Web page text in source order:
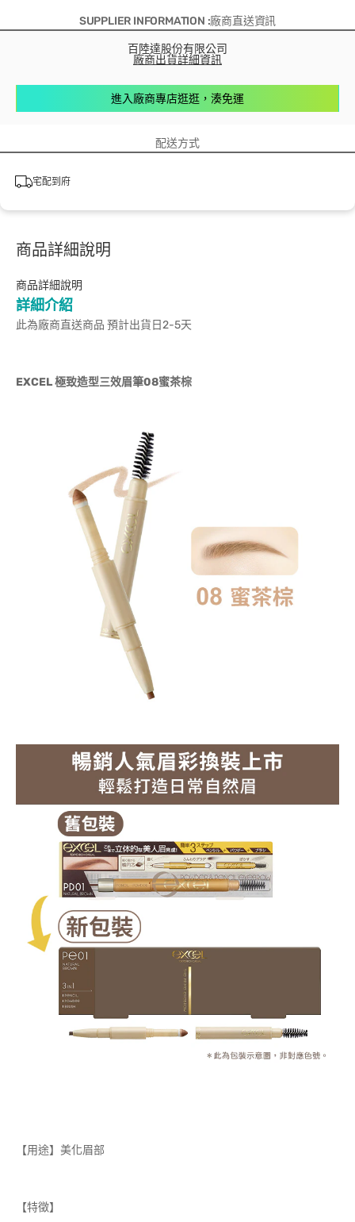
SUPPLIER INFORMATION :廠商直送資訊
百陸達股份有限公司
廠商出貨詳細資訊
進入廠商專店逛逛，湊免運
配送方式
宅配到府
商品詳細說明
商品詳細說明
詳細介紹
此為廠商直送商品 預計出貨日2-5天
EXCEL極致造型三效眉筆08蜜茶棕
【用途】美化眉部
【特徵】